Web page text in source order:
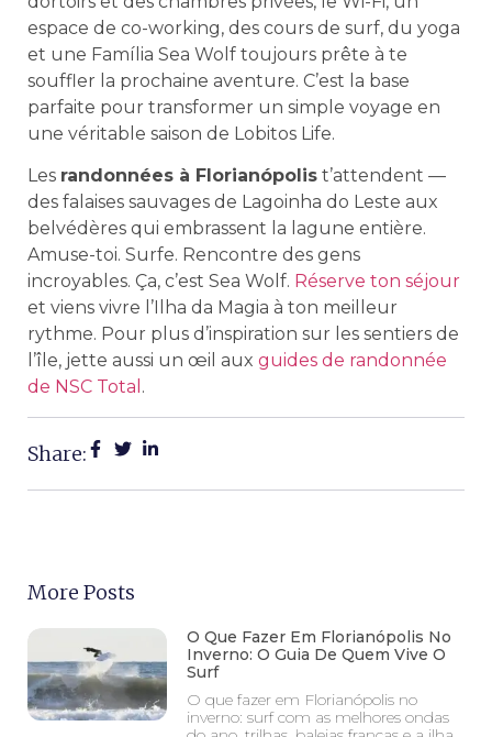
espace de co-working, des cours de surf, du yoga
et une Família Sea Wolf toujours prête à te
souffler la prochaine aventure. C’est la base
parfaite pour transformer un simple voyage en
une véritable saison de Lobitos Life.
Les randonnées à Florianópolis t’attendent —
des falaises sauvages de Lagoinha do Leste aux
belvédères qui embrassent la lagune entière.
Amuse-toi. Surfe. Rencontre des gens
incroyables. Ça, c’est Sea Wolf. Réserve ton séjour
et viens vivre l’Ilha da Magia à ton meilleur
rythme. Pour plus d’inspiration sur les sentiers de
l’île, jette aussi un œil aux guides de randonnée
de NSC Total .
Share:
More Posts
O Que Fazer Em Florianópolis No
Inverno: O Guia De Quem Vive O
Surf
O que fazer em Florianópolis no
inverno: surf com as melhores ondas